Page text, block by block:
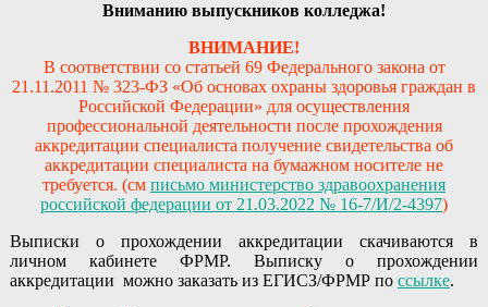
Вниманию выпускников колледжа!
ВНИМАНИЕ!
В соответствии со статьей 69 Федерального закона от
21.11.2011 № 323-ФЗ «Об основах охраны здоровья граждан в
Российской Федерации» для осуществления
профессиональной деятельности после прохождения
аккредитации специалиста получение свидетельства об
аккредитации специалиста на бумажном носителе не
требуется. (см письмо министерство здравоохранения
российской федерации от 21.03.2022 № 16-7/И/2-4397)
Выписки о прохождении аккредитации скачиваются в
личном кабинете ФРМР. Выписку о прохождении
аккредитации можно заказать из ЕГИСЗ/ФРМР по ссылке.